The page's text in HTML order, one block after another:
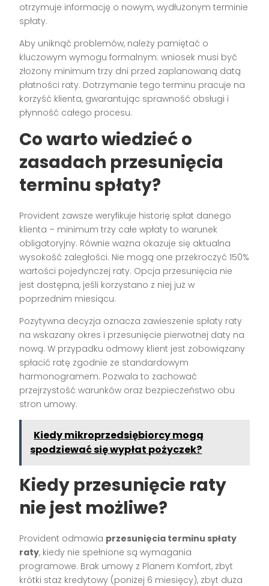
otrzymuje informację o nowym, wydłużonym terminie
spłaty.
Aby uniknąć problemów, należy pamiętać o
kluczowym wymogu formalnym: wniosek musi być
złożony minimum trzy dni przed zaplanowaną datą
płatności raty. Dotrzymanie tego terminu pracuje na
korzyść klienta, gwarantując sprawność obsługi i
płynność całego procesu.
Co warto wiedzieć o
zasadach przesunięcia
terminu spłaty?
Provident zawsze weryfikuje historię spłat danego
klienta – minimum trzy całe wpłaty to warunek
obligatoryjny. Równie ważna okazuje się aktualna
wysokość zaległości. Nie mogą one przekroczyć 150%
wartości pojedynczej raty. Opcja przesunięcia nie
jest dostępna, jeśli korzystano z niej już w
poprzednim miesiącu.
Pozytywna decyzja oznacza zawieszenie spłaty raty
na wskazany okres i przesunięcie pierwotnej daty na
nową. W przypadku odmowy klient jest zobowiązany
spłacić ratę zgodnie ze standardowym
harmonogramem. Pozwala to zachować
przejrzystość warunków oraz bezpieczeństwo obu
stron umowy.
Kiedy mikroprzedsiębiorcy mogą
spodziewać się wypłat pożyczek?
Kiedy przesunięcie raty
nie jest możliwe?
Provident odmawia przesunięcia terminu spłaty
raty, kiedy nie spełnione są wymagania
programowe. Brak umowy z Planem Komfort, zbyt
krótki staż kredytowy (poniżej 6 miesięcy), zbyt duża